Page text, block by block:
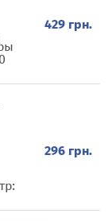
429 грн.
296 грн.